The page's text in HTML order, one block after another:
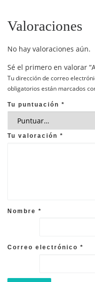
Valoraciones
No hay valoraciones aún.
Sé el primero en valorar
Tu dirección de correo
obligatorios están marcados
Tu puntuación *
Tu valoración *
Nombre *
Correo electrónico *